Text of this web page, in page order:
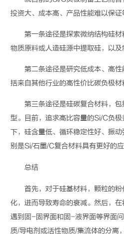
投资大、成本高、产品性能难以保证
第一条途径是探索微纳结构硅
物质原料或人造硅源中提取硅，以及
第二条途径是研究低成本、高
括来自其他行业的高性价比碳负极材
第三条途径是硅碳复合材料，
型。目前，追求高比容量的Si/C负极
下，硅含量低、循环稳定性好、振动
别是Si/石墨/C复合材料具有更好的应
总结
首先，对于硅基材料，颗粒的
化，进而导致寿命的衰减。然后，
遇到固-固界面和固-液界面等界面
质/导电剂或活性物质/集流体的分离